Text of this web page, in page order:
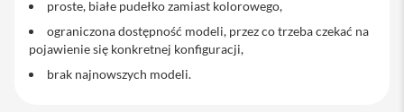
d
w
a
k
proste, białe pudełko zamiast kolorowego,
ograniczona dostępność modeli, przez co trzeba czekać na
pojawienie się konkretnej konfiguracji,
brak najnowszych modeli.